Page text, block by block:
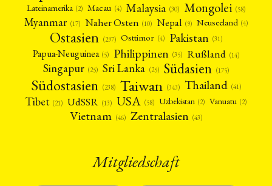
Lateinamerika (2) Macau (4) Malaysia (30) Mongolei (58)
Myanmar (17) Naher Osten (10) Nepal (9) Neuseeland (4)
Ostasien (297) Osttimor (4) Pakistan (31)
Papua-Neuguinea (5) Philippinen (35) Rußland (14)
Singapur (25) Sri Lanka (25) Südasien (175)
Südostasien (238) Taiwan (343) Thailand (41)
Tibet (21) UdSSR (13) USA (58) Uzbekistan (2) Vanuatu (2)
Vietnam (46) Zentralasien (43)
Mitgliedschaft